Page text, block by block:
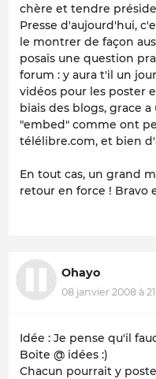
chère et tendre
Presse d'aujourd'hui,
le montrer de façon
posais une question
forum : y aura t'il un
vidéos pour les poster
biais des blogs, grace
"embed" comme ont
télélibre.com, et bien
En tout cas, un grand
retour en force ! Bravo
Ohayo
08 janvier 2008 à
Idée : Je pense qu'il
Boite @ idées :)
Chacun pourrait y